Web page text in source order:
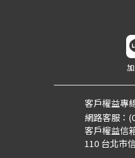
客戶權益專
網路客服：
客戶權益信
110 台北市